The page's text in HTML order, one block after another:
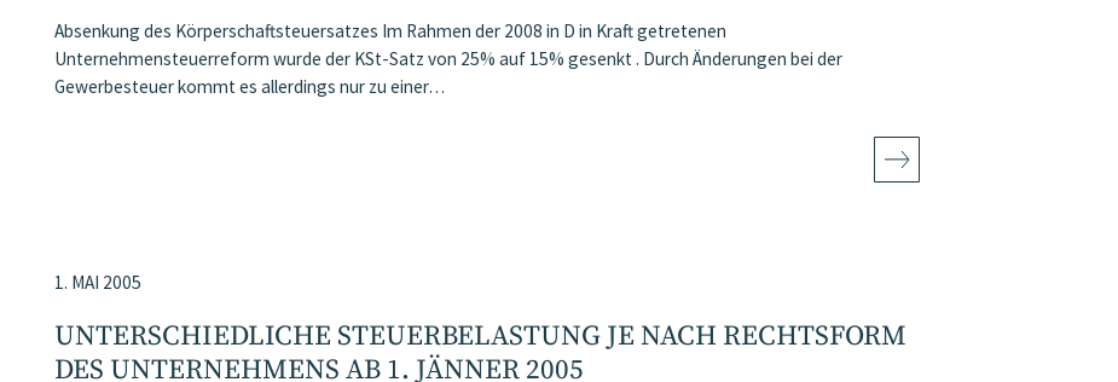
Absenkung des Körperschaftsteuersatzes Im Rahmen der 2008 in D in Kraft getretenen
Unternehmensteuerreform wurde der KSt-Satz von 25% auf 15% gesenkt . Durch Änderungen bei der
Gewerbesteuer kommt es allerdings nur zu einer…
1. MAI 2005
UNTERSCHIEDLICHE STEUERBELASTUNG JE NACH RECHTSFORM
DES UNTERNEHMENS AB 1. JÄNNER 2005